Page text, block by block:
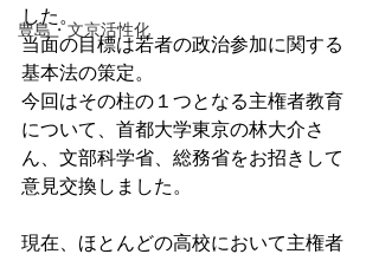
豊島・文京活性化
した。
当面の目標は若者の政治参加に関する
基本法の策定。
今回はその柱の１つとなる主権者教育
について、首都大学東京の林大介さ
ん、文部科学省、総務省をお招きして
意見交換しました。
現在、ほとんどの高校において主権者